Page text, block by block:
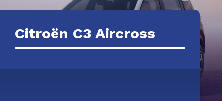
Citroën C3 Aircross